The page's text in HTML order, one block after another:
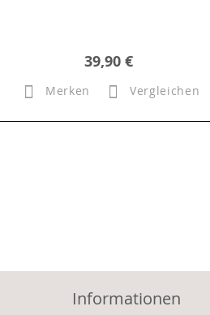
39,90 €
Merken Vergleichen
Informationen